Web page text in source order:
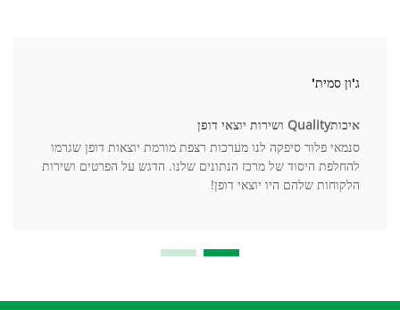
ג'ון סמית'
איכותQuality ושירות יוצאי דופן
סנמאי פלור סיפקה לנו מערכות רצפת מורמת יוצאות דופן שגרמו
להחלפת היסוד של מרכז הנתונים שלנו. הדגש על הפרטים ושירות
הלקוחות שלהם היו יוצאי דופן!